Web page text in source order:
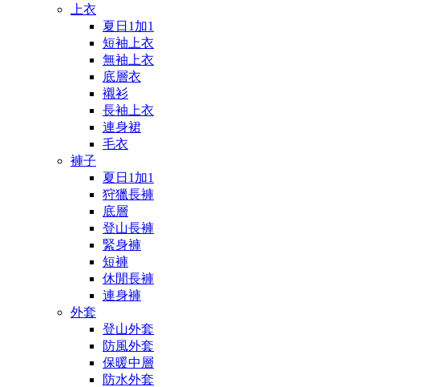
上衣
夏日1加1
短袖上衣
無袖上衣
底層衣
襯衫
長袖上衣
連身裙
毛衣
褲子
夏日1加1
狩獵長褲
底層
登山長褲
緊身褲
短褲
休閒長褲
連身褲
外套
登山外套
防風外套
保暖中層
防水外套